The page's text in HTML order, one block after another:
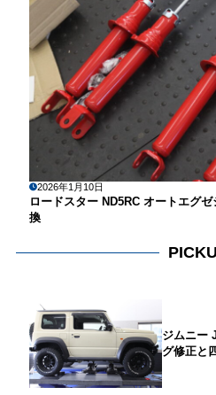
2026年1月10日
ロードスター ND5RC オートエグ
換
ジムニー
グ修正と